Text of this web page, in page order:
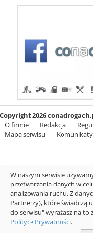
Copyright 2026
O firmie
Redakcja
Mapa serwisu
Komunikaty
W naszym serwisie
przetwarzania danych w
analizowania ruchu. Z
Partnerzy), które świadczą
do serwisu" wyrażasz na to
Polityce Prywatności.